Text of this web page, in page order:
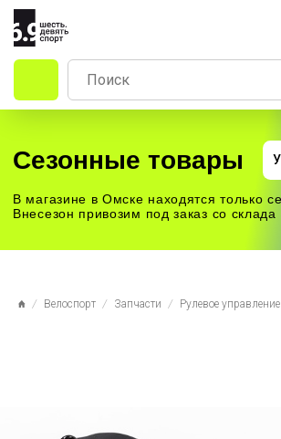
Сезонные товары
В магазине в Омске находятся только сезонные товары.
Внесезон привозим под заказ со склада за 1-3 дня.
Велоспорт Запчасти Рулевое управление